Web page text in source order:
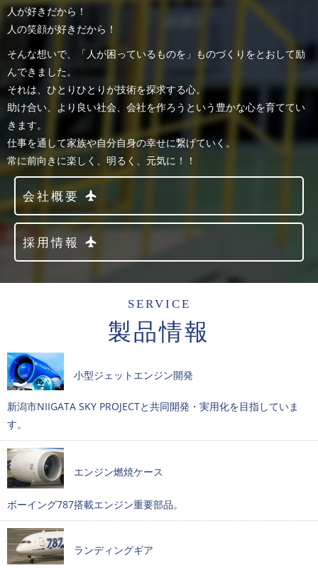
人が好きだから！
人の笑顔が好きだから！
そんな想いで、「人が困っているものを」ものづくりをとおして励
んできました。
それは、ひとりひとりが技術を探求する心。
助け合い、より良い社会、会社を作ろうという豊かな心を育ててい
きます。
仕事を通して家族や自分自身の幸せに繋げていく。
常に前向きに楽しく、明るく、元気に！！
会社概要
採用情報
SERVICE
製品情報
小型ジェットエンジン開発
新潟市NIIGATA SKY PROJECTと共同開発・実用化を目指していま
す。
エンジン燃焼ケース
ボーイング787搭載エンジン重要部品。
ランディングギア